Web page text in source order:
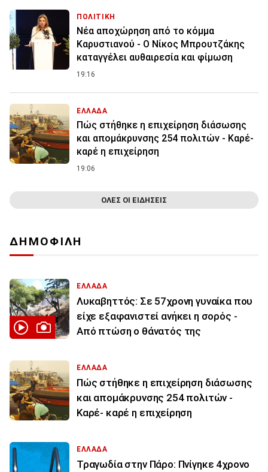
ΠΟΛΙΤΙΚΗ
Νέα αποχώρηση από το κόμμα
Καρυστιανού - Ο Νίκος Μπρουτζάκης
καταγγέλει αυθαιρεσία και φίμωση
19:16
ΕΛΛΑΔΑ
Πώς στήθηκε η επιχείρηση διάσωσης
και απομάκρυνσης 254 πολιτών - Καρέ-
καρέ η επιχείρηση
19:06
ΟΛΕΣ ΟΙ ΕΙΔΗΣΕΙΣ
ΔΗΜΟΦΙΛΗ
ΕΛΛΑΔΑ
Λυκαβηττός: Σε 57χρονη γυναίκα που
είχε εξαφανιστεί ανήκει η σορός -
Από πτώση ο θάνατός της
ΕΛΛΑΔΑ
Πώς στήθηκε η επιχείρηση διάσωσης
και απομάκρυνσης 254 πολιτών -
Καρέ- καρέ η επιχείρηση
ΕΛΛΑΔΑ
Τραγωδία στην Πάρο: Πνίγηκε 4χρονο